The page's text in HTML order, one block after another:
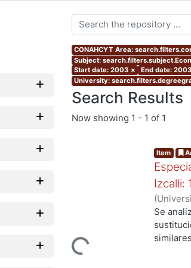
CONAHCYT Area:
Subject:
Start date: 2003 × End date: 2003
University:
Search Results
Now showing 1 - 1 of 1
Loading...
Item
Izcalli:
(
de
Se